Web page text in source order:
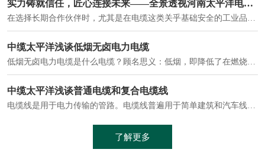
实力铸就信任，匠心连接未来——全景透视河南太平洋电缆厂
在选择长期合作伙伴时，尤其是在电缆这类关乎基础安全的工业品上，供应商的“内在实力”远比一纸报价单更重要。今天，我们邀请您“云参观”河南太平洋电缆厂，透过每一个细节，看我们如何将“可靠”二字，铸入每一米电缆。
中缆太平洋浅谈低烟无卤电力电缆
低烟无卤电力电缆是什么电缆？顾名思义：低烟，即降低了在燃烧时有害物体的产生；卤素对于人体来说是一种有毒气体，无卤就是没有毒气体的释放，通常是针对电缆遇火灾时而言的。低烟无卤电力电缆又可以称之为环保电缆，低烟无卤电缆大多数用于医院和对环境卫生要求比较严格的地方。
中缆太平洋浅谈普通电缆和复合电缆线
电缆线是用于电力传输的管路。电缆线普遍用于简单建筑和汽车线材，作为能源输送缆线，电缆线的复杂结构勿庸置疑。根据目标功能，电缆线具有以下一些特点：建筑用和车用线材要求轻质、大批量生产、价格低廉、具有相当的电学和力学性能和长时间的耐老化性能；工业用线材必须具有符合客户要求的性能；
了解更多